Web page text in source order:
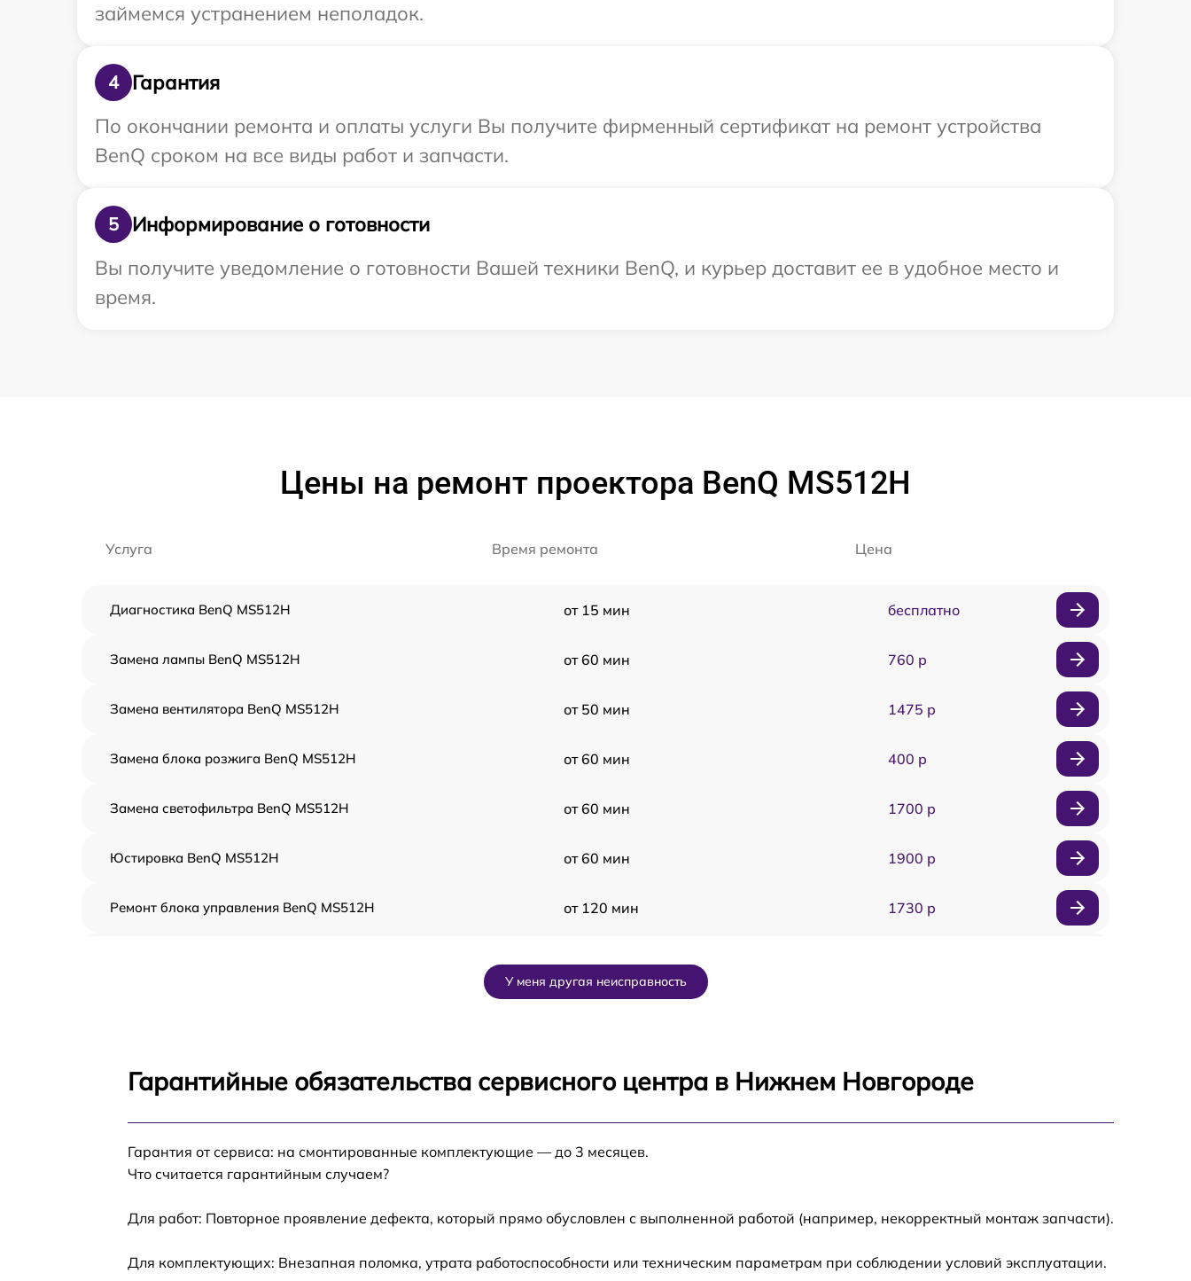
займемся устранением неполадок.
4
Гарантия
По окончании ремонта и оплаты услуги Вы получите фирменный сертификат на ремонт устройства
BenQ сроком на все виды работ и запчасти.
5
Информирование о готовности
Вы получите уведомление о готовности Вашей техники BenQ, и курьер доставит ее в удобное место и
время.
Цены на ремонт проектора BenQ MS512H
Услуга Время ремонта Цена
Диагностика BenQ MS512H от 15 мин бесплатно
Замена лампы BenQ MS512H от 60 мин 760 р
Замена вентилятора BenQ MS512H от 50 мин 1475 р
Замена блока розжига BenQ MS512H от 60 мин 400 р
Замена светофильтра BenQ MS512H от 60 мин 1700 р
Юстировка BenQ MS512H от 60 мин 1900 р
Ремонт блока управления BenQ MS512H от 120 мин 1730 р
Замена линзы BenQ MS512H от 60 мин
Замена фильтра BenQ MS512H от 50 мин 800 р
У меня другая неисправность
Гарантийные обязательства сервисного центра в Нижнем Новгороде
Гарантия от сервиса: на смонтированные комплектующие — до 3 месяцев.
Что считается гарантийным случаем?
Для работ: Повторное проявление дефекта, который прямо обусловлен с выполненной работой (например, некорректный монтаж запчасти).
Для комплектующих: Внезапная поломка, утрата работоспособности или техническим параметрам при соблюдении условий эксплуатации.